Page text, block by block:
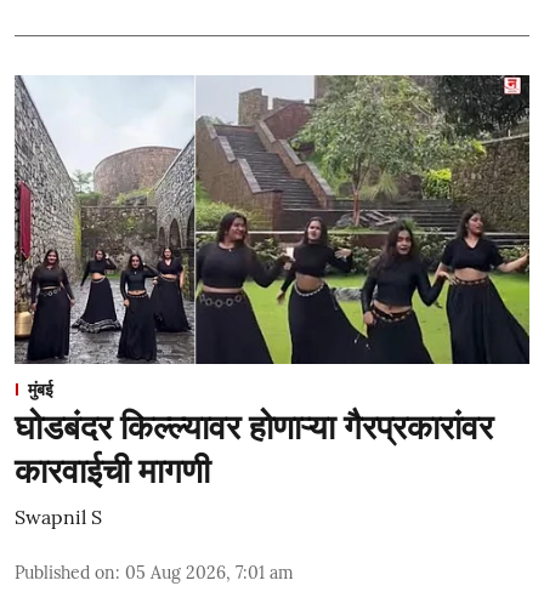
मुंबई
घोडबंदर किल्ल्यावर होणाऱ्या गैरप्रकारांवर
कारवाईची मागणी
Swapnil S
Published on: 05 Aug 2026, 7:01 am